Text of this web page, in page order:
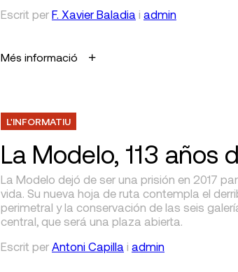
Escrit per F. Xavier Baladia i admin
Més informació
L'INFORMATIU
La Modelo, 113 años
La Modelo dejó de ser una prisión en 2017
vida. Su nueva hoja de ruta contempla el
perimetral y la conservación de las seis
central, que será una plaza abierta.
Escrit per Antoni Capilla i admin